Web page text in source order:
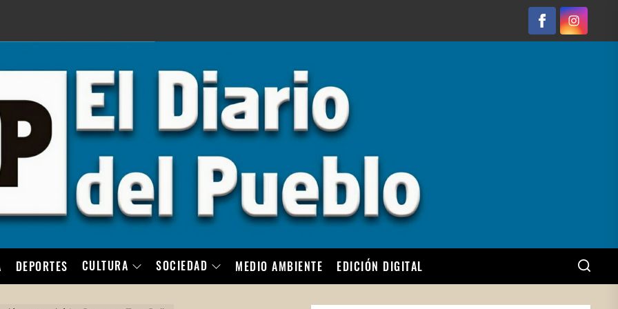
FacebookInstagram
DEPORTES CULTURA SOCIEDAD MEDIO AMBIENTE EDICIÓN DIGITAL